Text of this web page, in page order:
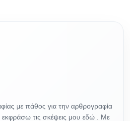
με πάθος για την αρθρογραφία
εκφράσω τις σκέψεις μου εδώ . Με